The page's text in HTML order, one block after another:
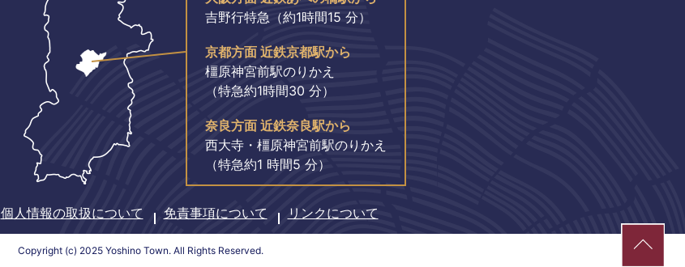
吉野行特急（約1時間15 分）
京都方面 近鉄京都駅から
橿原神宮前駅のりかえ
（特急約1時間30 分）
奈良方面 近鉄奈良駅から
西大寺・橿原神宮前駅のりかえ
（特急約1 時間5 分）
個人情報の取扱について 免責事項について リンクについて
Copyright (c) 2025 Yoshino Town. All Rights Reserved.